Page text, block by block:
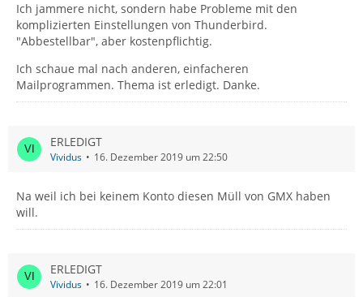
Ich jammere nicht, sondern habe Probleme mit den
komplizierten Einstellungen von Thunderbird.
"Abbestellbar", aber kostenpflichtig.
Ich schaue mal nach anderen, einfacheren
Mailprogrammen. Thema ist erledigt. Danke.
ERLEDIGT
Vividus 16. Dezember 2019 um 22:50
Na weil ich bei keinem Konto diesen Müll von GMX haben
will.
ERLEDIGT
Vividus 16. Dezember 2019 um 22:01